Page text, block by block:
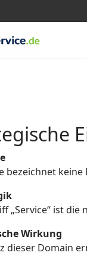
bezeichnet
„Service“ ist
Wirkung
dieser Domain